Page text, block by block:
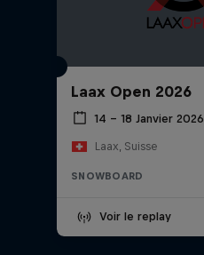
Laax Open 2026
14 – 18 Janvier 2026
Laax, Suisse
SNOWBOARD
Voir le replay